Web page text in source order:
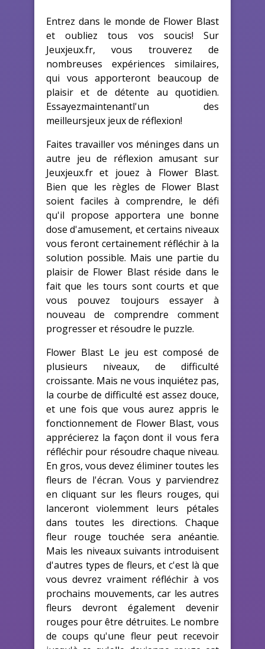
Entrez dans le monde de Flower Blast
et oubliez tous vos soucis! Sur
Jeuxjeux.fr, vous trouverez de
nombreuses expériences similaires,
qui vous apporteront beaucoup de
plaisir et de détente au quotidien.
Essayezmaintenantl'un des
meilleursjeux jeux de réflexion!
Faites travailler vos méninges dans un
autre jeu de réflexion amusant sur
Jeuxjeux.fr et jouez à Flower Blast.
Bien que les règles de Flower Blast
soient faciles à comprendre, le défi
qu'il propose apportera une bonne
dose d'amusement, et certains niveaux
vous feront certainement réfléchir à la
solution possible. Mais une partie du
plaisir de Flower Blast réside dans le
fait que les tours sont courts et que
vous pouvez toujours essayer à
nouveau de comprendre comment
progresser et résoudre le puzzle.
Flower Blast Le jeu est composé de
plusieurs niveaux, de difficulté
croissante. Mais ne vous inquiétez pas,
la courbe de difficulté est assez douce,
et une fois que vous aurez appris le
fonctionnement de Flower Blast, vous
apprécierez la façon dont il vous fera
réfléchir pour résoudre chaque niveau.
En gros, vous devez éliminer toutes les
fleurs de l'écran. Vous y parviendrez
en cliquant sur les fleurs rouges, qui
lanceront violemment leurs pétales
dans toutes les directions. Chaque
fleur rouge touchée sera anéantie.
Mais les niveaux suivants introduisent
d'autres types de fleurs, et c'est là que
vous devrez vraiment réfléchir à vos
prochains mouvements, car les autres
fleurs devront également devenir
rouges pour être détruites. Le nombre
de coups qu'une fleur peut recevoir